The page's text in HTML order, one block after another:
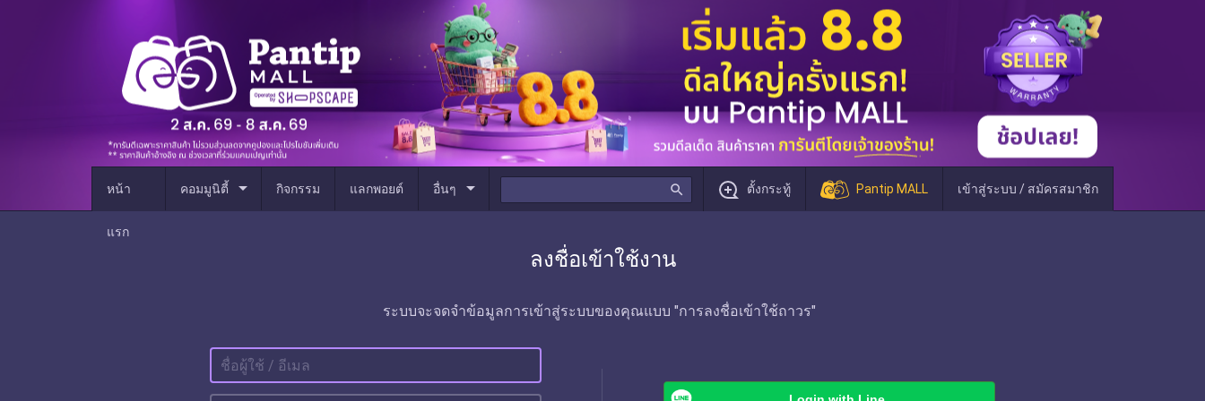
หน้า
แรก
คอมมูนิตี้ arrow_drop_down กิจกรรม แลกพอยต์ อื่นๆ arrow_drop_down search ตั้งกระทู้ Pantip MALL เข้าสู่ระบบ / สมัครสมาชิก
ลงชื่อเข้าใช้งาน
ระบบจะจดจำข้อมูลการเข้าสู่ระบบของคุณแบบ "การลงชื่อเข้าใช้ถาวร"